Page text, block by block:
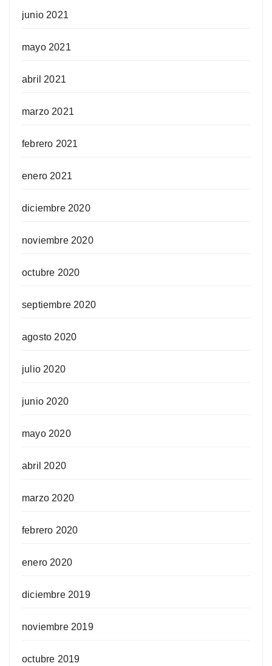
junio 2021
mayo 2021
abril 2021
marzo 2021
febrero 2021
enero 2021
diciembre 2020
noviembre 2020
octubre 2020
septiembre 2020
agosto 2020
julio 2020
junio 2020
mayo 2020
abril 2020
marzo 2020
febrero 2020
enero 2020
diciembre 2019
noviembre 2019
octubre 2019